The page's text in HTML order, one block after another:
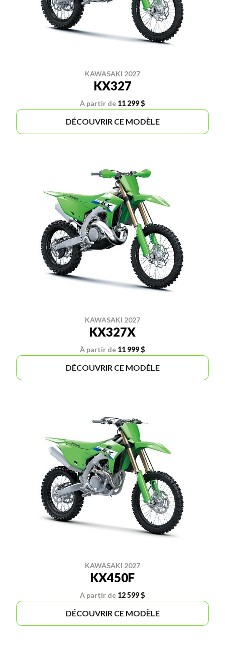
KAWASAKI 2027
KX327
À partir de 11 299 $
DÉCOUVRIR CE MODÈLE
KAWASAKI 2027
KX327X
À partir de 11 999 $
DÉCOUVRIR CE MODÈLE
KAWASAKI 2027
KX450F
À partir de 12 599 $
DÉCOUVRIR CE MODÈLE